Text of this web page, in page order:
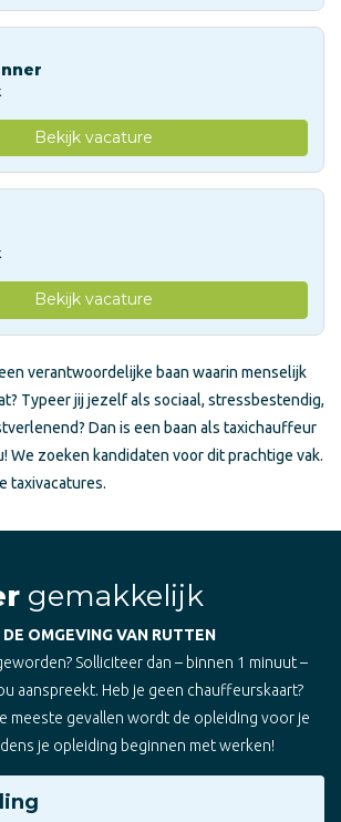
Bekijk vacature
Bekijk vacature
verantwoordelijke baan waarin menselijk
Typeer jij jezelf als sociaal, stressbestendig,
Dan is een baan als taxichauffeur
We zoeken kandidaten voor dit prachtige vak.
taxivacatures.
gemakkelijk
OMGEVING VAN RUTTEN
Solliciteer dan – binnen 1 minuut –
aanspreekt. Heb je geen chauffeurskaart?
meeste gevallen wordt de opleiding voor je
je opleiding beginnen met werken!